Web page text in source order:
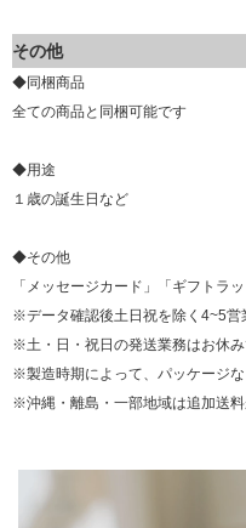
その他
◆同梱商品
全ての商品と同梱可能です
◆用途
１歳の誕生日など
◆その他
「メッセージカード」「ギフトラ
※データ確認後土日祝を除く4~5営
※土・日・祝日の発送業務はお休み
※製造時期によって、パッケージな
※沖縄・離島・一部地域は追加送料